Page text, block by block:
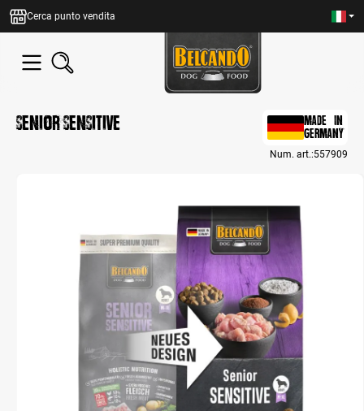
principale
Cerca punto vendita
Senior Sensitive
MADE IN
GERMANY
Num. art.:557909